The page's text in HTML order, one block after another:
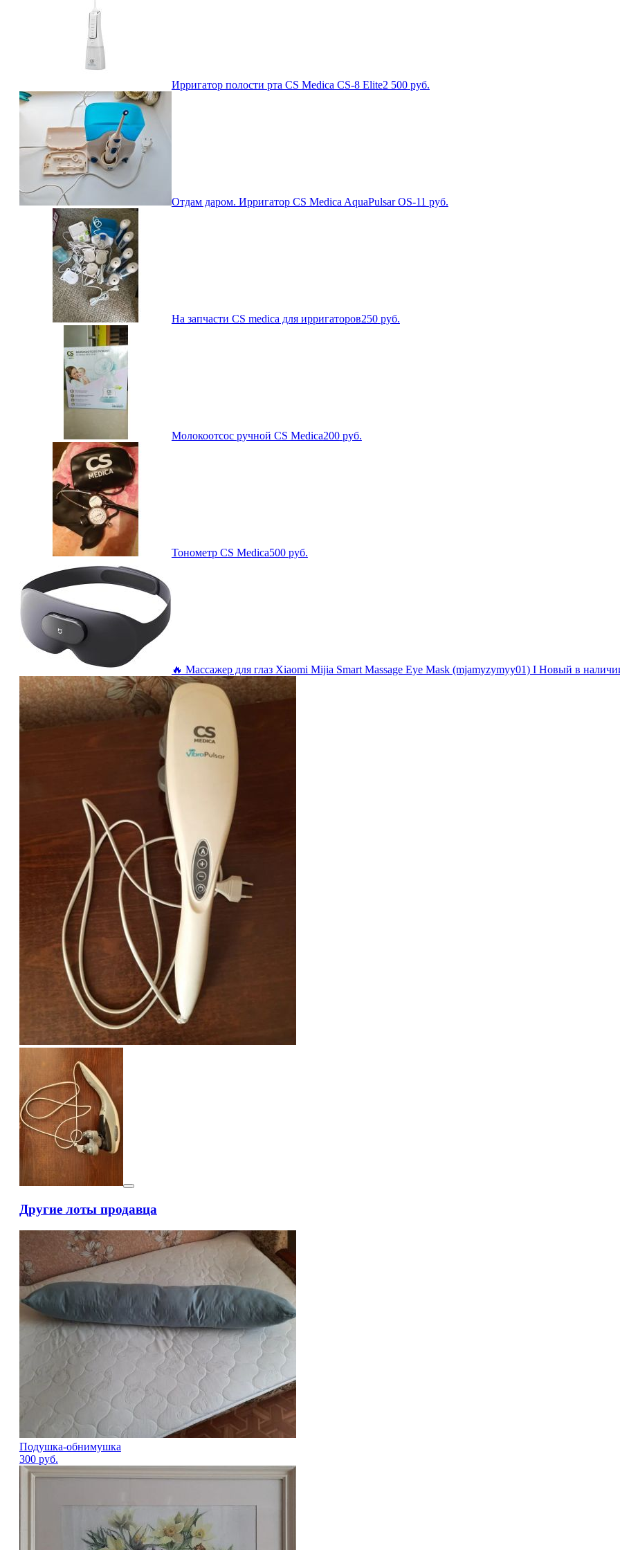
Ирригатор полости рта CS Medica CS-8 Elite2 500 руб.
Отдам даром. Ирригатор CS Medica AquaPulsar OS-11 руб.
На запчасти CS medica для ирригаторов250 руб.
Молокоотсос ручной CS Medica200 руб.
Тонометр CS Medica500 руб.
🔥 Массажер для глаз Xiaomi Mijia Smart Massage Eye Mask (mjamyzymyy01) I Новый в
Другие лоты продавца
Подушка-обнимушка
300 руб.